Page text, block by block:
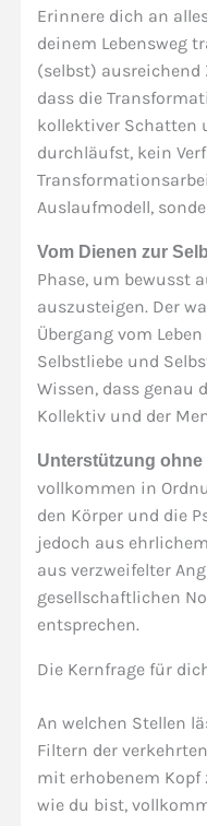
Erinnere dich an
deinem Lebensweg
(selbst) ausreichend
dass die
kollektiver Schatten
durchläufst, kein
Auslaufmodell,
Vom Dienen zur
Phase, um bewusst
auszusteigen. Der
Übergang vom
Selbstliebe und
Wissen, dass genau
Kollektiv und der
Unterstützung
vollkommen in
den Körper und die
jedoch aus
aus verzweifelter
gesellschaftlichen
entsprechen.
Die Kernfrage für
An welchen Stellen
Filtern der
mit erhobenem Kopf
wie du bist,